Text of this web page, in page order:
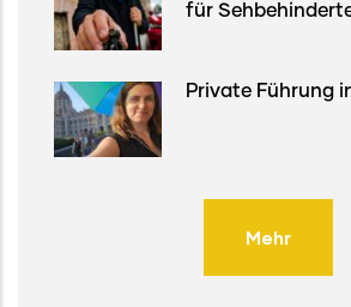
für
Private Führung
Mehr